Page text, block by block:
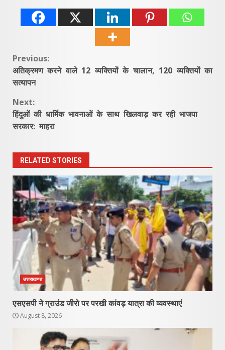
Continue
Reading
Previous:
अतिक्रमण करने वाले 12 व्यक्तियों के चालान, 120 व्यक्तियों का
सत्यापन
Next:
हिंदुओं की धार्मिक भावनाओं के साथ खिलवाड़ कर रही भाजपा
सरकार: माहरा
RELATED STORIES
उत्तराखण्ड
एसएसपी ने ग्राउंड जीरो पर परखी कांवड़ यात्रा की व्यवस्थाएं
August 8, 2026